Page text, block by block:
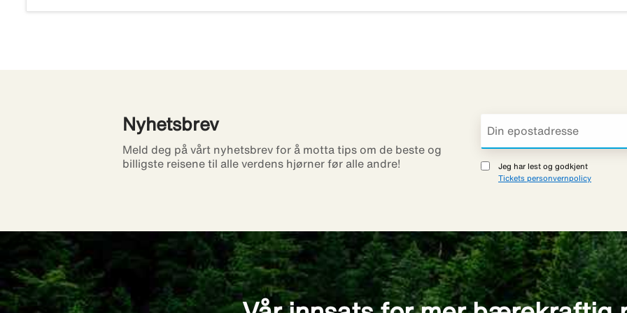
Nyhetsbrev
Meld deg på vårt nyhetsbrev for å motta tips om de beste og
billigste reisene til alle verdens hjørner før alle andre!
Jeg har lest og godkjent
Tickets personvernpolicy